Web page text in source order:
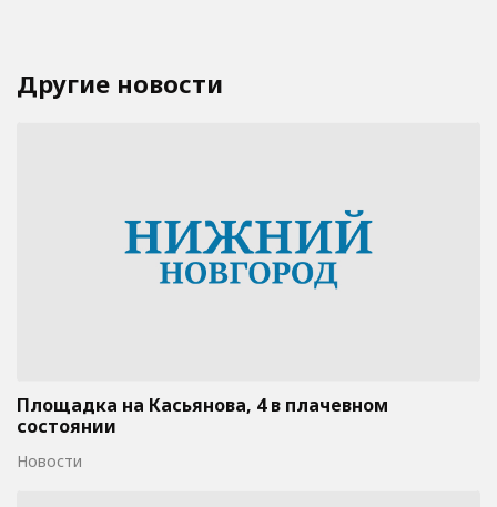
Другие новости
Площадка на Касьянова, 4 в плачевном
состоянии
Новости